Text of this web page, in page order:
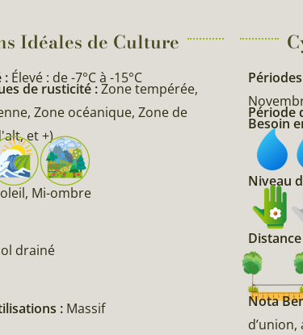
Idéales de Culture
: Élevé : de -7°C à -15°C
de rusticité :Zone tempérée,
Zone océanique, Zone de
et +)
Mi-ombre
drainé
: Massif
Période
Besoin
Niveau
Nota